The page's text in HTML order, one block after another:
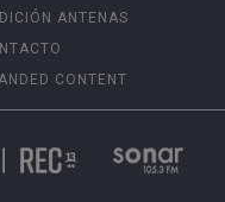
ANTENAS
CONTENT